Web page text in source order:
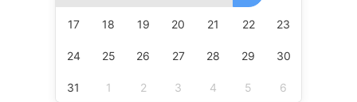
17 18 19 20 21 22 23
24 25 26 27 28 29 30
31 1 2 3 4 5 6